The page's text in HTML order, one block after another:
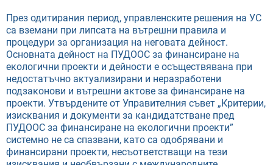
През одитирания период, управленските решения на УС
са вземани при липсата на вътрешни правила и
процедури за организация на неговата дейност.
Основната дейност на ПУДООС за финансиране на
екологични проекти и дейности е осъществявана при
недостатъчно актуализирани и неразработени
подзаконови и вътрешни актове за финансиране на
проекти. Утвърдените от Управителния съвет „Критерии,
изисквания и документи за кандидатстване пред
ПУДООС за финансиране на екологични проекти”
системно не са спазвани, като са одобрявани и
финансирани проекти, несъответстващи на тези